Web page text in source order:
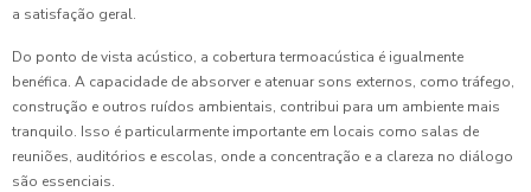
a satisfação geral.
Do ponto de vista acústico, a cobertura termoacústica é igualmente
benéfica. A capacidade de absorver e atenuar sons externos, como tráfego,
construção e outros ruídos ambientais, contribui para um ambiente mais
tranquilo. Isso é particularmente importante em locais como salas de
reuniões, auditórios e escolas, onde a concentração e a clareza no diálogo
são essenciais.